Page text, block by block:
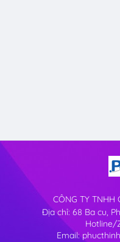
CÔNG TY TNHH
Địa chỉ: 68 Ba cu,
Hotline/
Email: